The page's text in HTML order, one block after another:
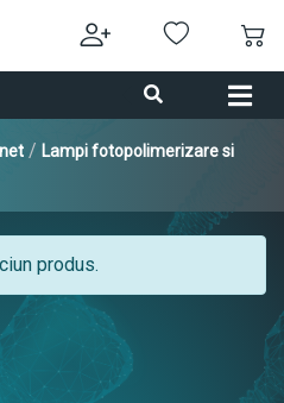
/ Lampi fotopolimerizare si
produs.